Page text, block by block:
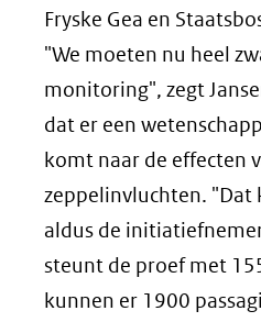
Fryske Gea en
"We moeten nu heel
monitoring", zegt
dat er een
komt naar de effecten
zeppelinvluchten. "Dat
aldus de
steunt de proef met
kunnen er 1900